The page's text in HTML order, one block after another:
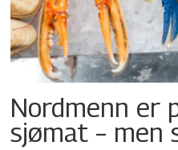
Nordmenn er
sjømat – men